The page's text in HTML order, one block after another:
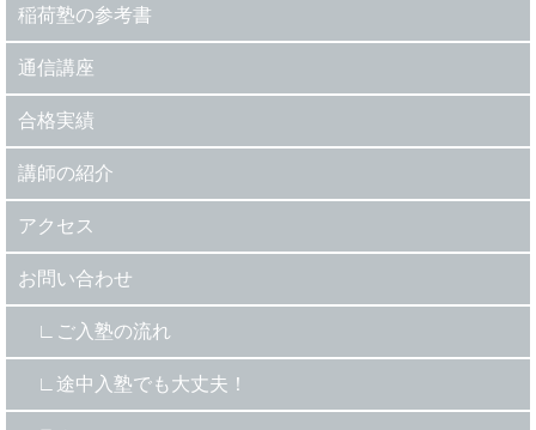
稲荷塾の参考書
通信講座
合格実績
講師の紹介
アクセス
お問い合わせ
ご入塾の流れ
途中入塾でも大丈夫！